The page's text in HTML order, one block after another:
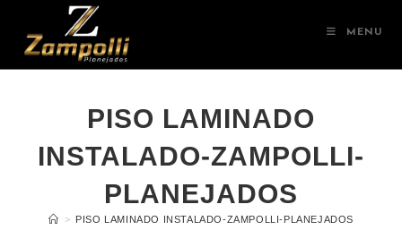
MENU
PISO LAMINADO
INSTALADO-ZAMPOLLI-
PLANEJADOS
> PISO LAMINADO INSTALADO-ZAMPOLLI-PLANEJADOS